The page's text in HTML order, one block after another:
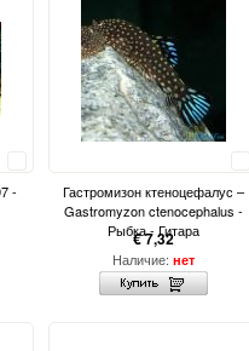
-
Гастромизон ктеноцефалус –
Gastromyzon ctenocephalus -
Рыбка - Гитара
€ 7,32
Наличие: нет